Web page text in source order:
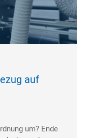
auf
um? Ende